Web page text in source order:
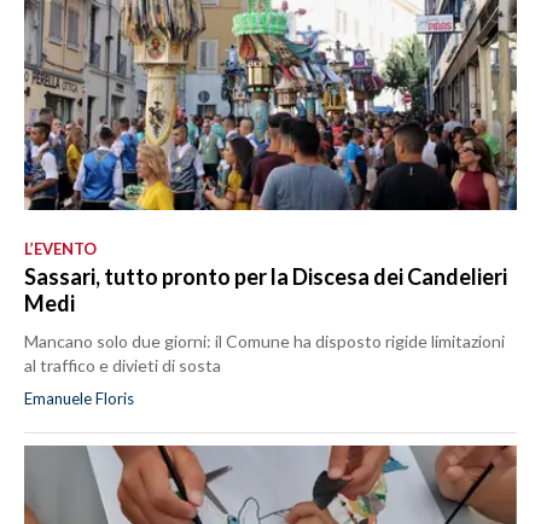
L’EVENTO
Sassari, tutto pronto per la Discesa dei Candelieri
Medi
Mancano solo due giorni: il Comune ha disposto rigide limitazioni
al traffico e divieti di sosta
Emanuele Floris